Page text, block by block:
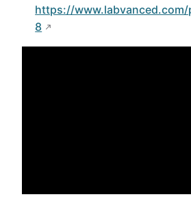
https://www.labvanced.com/
8